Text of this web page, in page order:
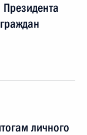
личного